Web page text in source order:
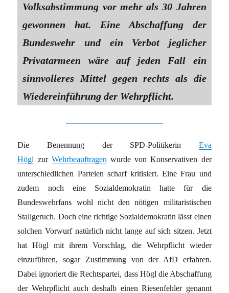
Volksabstimmung vor mehr als 30 Jahren
gewonnen hat. Eine Abschaffung der
Bundeswehr und ein Verbot jeglicher
Privatarmeen wäre auf jeden Fall ein
sinnvolleres Mittel gegen rechts als die
Wiedereinführung der Wehrpflicht.
Die Benennung der SPD-Politikerin Eva
Högl zur Wehrbeauftragen wurde von Konservativen der
unterschiedlichen Parteien scharf kritisiert. Eine Frau und
zudem noch eine Sozialdemokratin hatte für die
Bundeswehrfans wohl nicht den nötigen militaristischen
Stallgeruch. Doch eine richtige Sozialdemokratin lässt einen
solchen Vorwurf natürlich nicht lange auf sich sitzen. Jetzt
hat Högl mit ihrem Vorschlag, die Wehrpflicht wieder
einzuführen, sogar Zustimmung von der AfD erfahren.
Dabei ignoriert die Rechtspartei, dass Högl die Abschaffung
der Wehrpflicht auch deshalb einen Riesenfehler genannt